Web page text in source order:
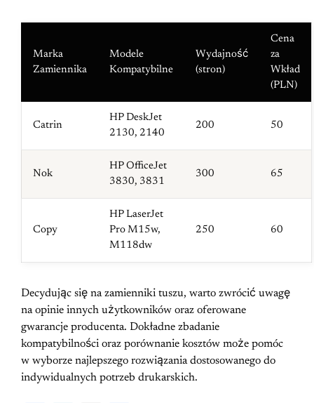
Marka
Zamiennika
Modele
Kompatybilne
Wydajność
(stron)
Cena
za
Wkład
(PLN)
Catrin
HP DeskJet
2130, 2140
200 50
Nok
HP OfficeJet
3830, 3831
300 65
Copy
HP LaserJet
Pro M15w,
M118dw
250 60
Decydując się na zamienniki tuszu, warto zwrócić uwagę
na opinie innych użytkowników oraz oferowane
gwarancje producenta. Dokładne zbadanie
kompatybilności oraz porównanie kosztów może pomóc
w wyborze najlepszego rozwiązania dostosowanego do
indywidualnych potrzeb drukarskich.